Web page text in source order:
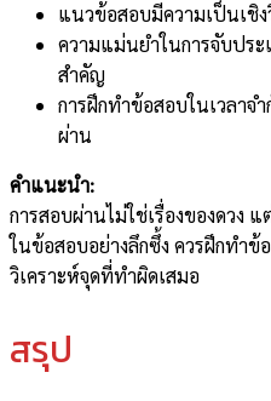
แนวข้อสอบมีความเป็นเชิง
ความแม่นยำในการจับปร
สำคัญ
การฝึกทำข้อสอบในเวลา
ผ่าน
คำแนะนำ:
การสอบผ่านไม่ใช่เรื่องของดวง
ในข้อสอบอย่างลึกซึ้ง ควรฝึกทำ
วิเคราะห์จุดที่ทำผิดเสมอ
สรุป